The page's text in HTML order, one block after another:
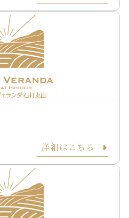
詳細はこちら